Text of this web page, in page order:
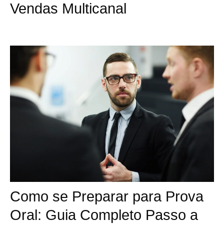
Vendas Multicanal
Como se Preparar para Prova
Oral: Guia Completo Passo a